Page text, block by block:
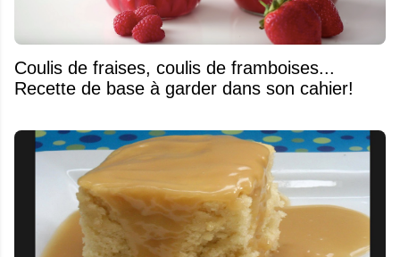
Coulis de fraises, coulis de framboises...
Recette de base à garder dans son cahier!